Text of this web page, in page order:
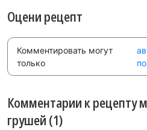
Оцени рецепт
Комментировать могут
только
Комментарии к рецепту
грушей (1)